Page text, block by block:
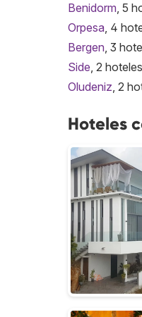
Benidorm, 5
Orpesa, 4
Bergen, 3
Side, 2 hoteles
Oludeniz, 2
Hoteles